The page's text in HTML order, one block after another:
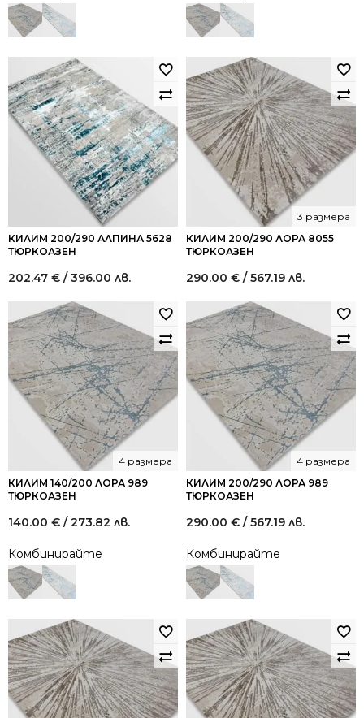
КИЛИМ 200/290 АЛПИНА 5628
ТЮРКОАЗЕН
202.47 € / 396.00 лв.
КИЛИМ 200/290 ЛОРА 8055
ТЮРКОАЗЕН
3 размера
290.00 € / 567.19 лв.
КИЛИМ 140/200 ЛОРА 989
ТЮРКОАЗЕН
4 размера
140.00 € / 273.82 лв.
Комбинирайте
КИЛИМ 200/290 ЛОРА 989
ТЮРКОАЗЕН
4 размера
290.00 € / 567.19 лв.
Комбинирайте